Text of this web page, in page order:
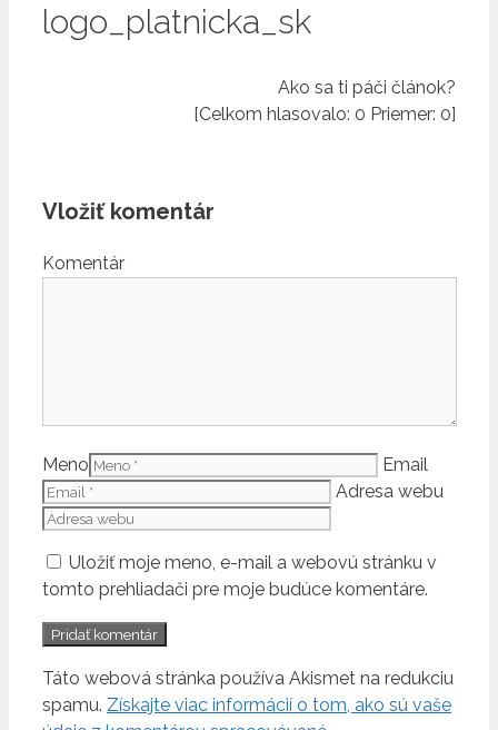
logo_platnicka_sk
Ako sa ti páči článok?
[Celkom hlasovalo: 0 Priemer: 0]
Vložiť komentár
Komentár
Meno
Email
Adresa webu
Uložiť moje meno, e-mail a webovú stránku v
tomto prehliadači pre moje budúce komentáre.
Táto webová stránka používa Akismet na redukciu
spamu. Získajte viac informácií o tom, ako sú vaše